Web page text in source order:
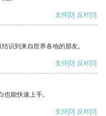
支持[0] 反对[0]
识到来自世界各地的朋友。
支持[0] 反对[0]
能快速上手。
支持[0] 反对[0]